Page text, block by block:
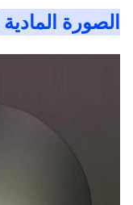
الصورة